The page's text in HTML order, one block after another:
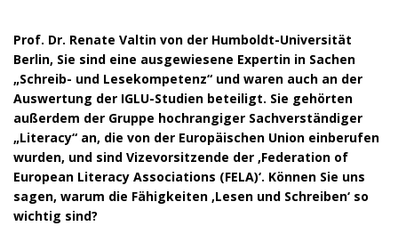
Prof. Dr. Renate Valtin von der Humboldt-Universität
Berlin, Sie sind eine ausgewiesene Expertin in Sachen
„Schreib- und Lesekompetenz“ und waren auch an der
Auswertung der IGLU-Studien beteiligt. Sie gehörten
außerdem der Gruppe hochrangiger Sachverständiger
„Literacy“ an, die von der Europäischen Union einberufen
wurden, und sind Vizevorsitzende der ‚Federation of
European Literacy Associations (FELA)‘. Können Sie uns
sagen, warum die Fähigkeiten ‚Lesen und Schreiben‘ so
wichtig sind?